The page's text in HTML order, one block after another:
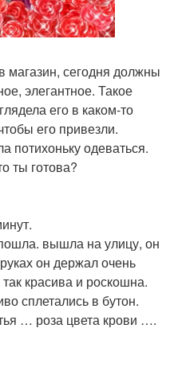
магазин, сегодня должны
элегантное. Такое
его в каком-то
его привезли.
потихоньку одеваться.
ты готова?
вышла на улицу, он
он держал очень
красива и роскошна.
сплетались в бутон.
… роза цвета крови ….